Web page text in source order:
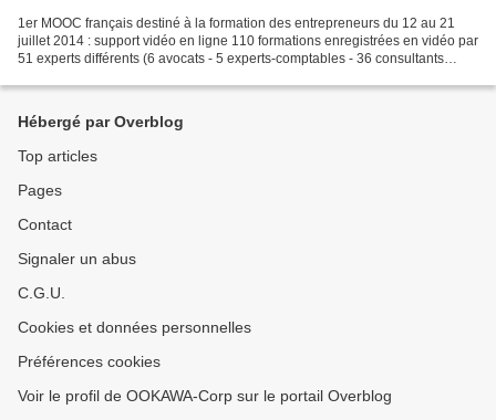
1er MOOC français destiné à la formation des entrepreneurs du 12 au 21
juillet 2014 : support vidéo en ligne 110 formations enregistrées en vidéo par
51 experts différents (6 avocats - 5 experts-comptables - 36 consultants
Hébergé par Overblog
Top articles
Pages
Contact
Signaler un abus
C.G.U.
Cookies et données personnelles
Préférences cookies
Voir le profil de OOKAWA-Corp sur le portail Overblog